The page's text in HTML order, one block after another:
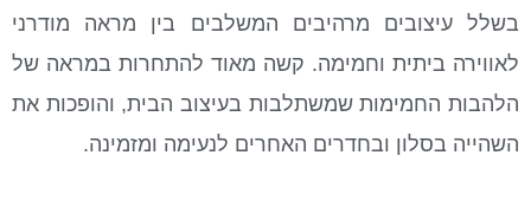
בשלל עיצובים מרהיבים המשלבים בין מראה מודרני
לאווירה ביתית וחמימה. קשה מאוד להתחרות במראה של
הלהבות החמימות שמשתלבות בעיצוב הבית, והופכות את
השהייה בסלון ובחדרים האחרים לנעימה ומזמינה.